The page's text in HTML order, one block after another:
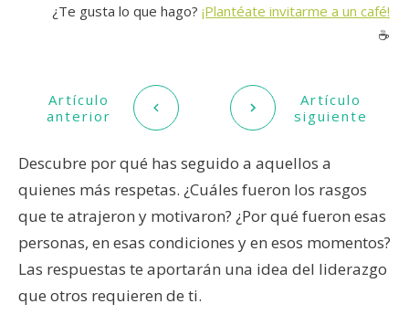
¿Te gusta lo que hago? ¡Plantéate invitarme a un café!
☕️
Artículo
anterior
Artículo
siguiente
Descubre por qué has seguido a aquellos a
quienes más respetas. ¿Cuáles fueron los rasgos
que te atrajeron y motivaron? ¿Por qué fueron esas
personas, en esas condiciones y en esos momentos?
Las respuestas te aportarán una idea del liderazgo
que otros requieren de ti.